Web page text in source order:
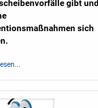
gibt und
sich